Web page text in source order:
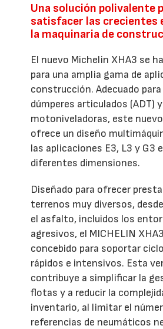
Una solución polivalente
satisfacer las crecientes
la maquinaria de
El nuevo Michelin XHA3 se
para una amplia gama de
construcción. Adecuado
dúmperes articulados (ADT) y
motoniveladoras, este
ofrece un diseño
las aplicaciones E3, L3 y G3
diferentes dimensiones.
Diseñado para ofrecer
terrenos muy diversos,
el asfalto, incluidos los
agresivos, el MICHELIN
concebido para soportar
rápidos e intensivos. Esta
contribuye a simplificar la
flotas y a reducir la
inventario, al limitar el
referencias de neumáticos